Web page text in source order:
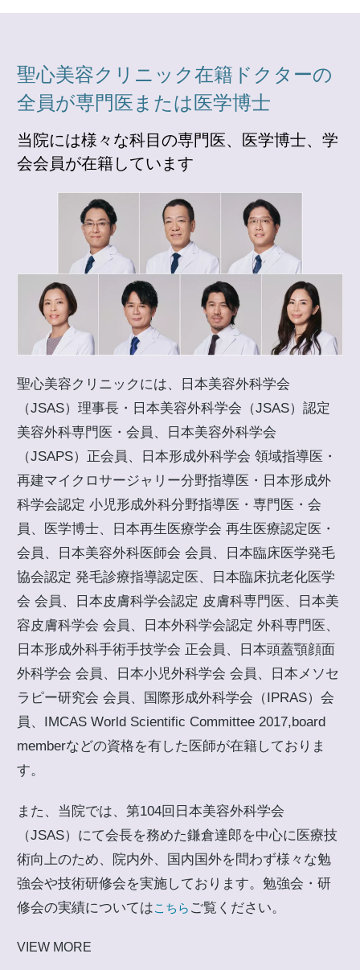
聖心美容クリニック在籍ドクターの
全員が専門医または医学博士
当院には様々な科目の専門医、医学博士、学
会会員が在籍しています
聖心美容クリニックには、日本美容外科学会
（JSAS）理事長・日本美容外科学会（JSAS）認定
美容外科専門医・会員、日本美容外科学会
（JSAPS）正会員、日本形成外科学会 領域指導医・
再建マイクロサージャリー分野指導医・日本形成外
科学会認定 小児形成外科分野指導医・専門医・会
員、医学博士、日本再生医療学会 再生医療認定医・
会員、日本美容外科医師会 会員、日本臨床医学発毛
協会認定 発毛診療指導認定医、日本臨床抗老化医学
会 会員、日本皮膚科学会認定 皮膚科専門医、日本美
容皮膚科学会 会員、日本外科学会認定 外科専門医、
日本形成外科手術手技学会 正会員、日本頭蓋顎顔面
外科学会 会員、日本小児外科学会 会員、日本メソセ
ラピー研究会 会員、国際形成外科学会（IPRAS）会
員、IMCAS World Scientific Committee 2017,board
memberなどの資格を有した医師が在籍しておりま
す。
また、当院では、第104回日本美容外科学会
（JSAS）にて会長を務めた鎌倉達郎を中心に医療技
術向上のため、院内外、国内国外を問わず様々な勉
強会や技術研修会を実施しております。勉強会・研
修会の実績についてはこちら ご覧ください。
VIEW MORE